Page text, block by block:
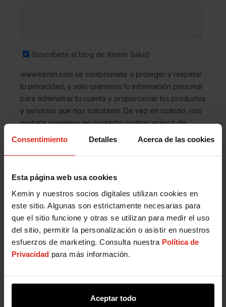
Consentimiento Detalles Acerca de las cookies
Esta página web usa cookies
Kemin y nuestros socios digitales utilizan cookies en
este sitio. Algunas son estrictamente necesarias para
que el sitio funcione y otras se utilizan para medir el uso
del sitio, permitir la personalización o asistir en nuestros
esfuerzos de marketing. Consulta nuestra Política de
Privacidad para más información.
Aceptar todo